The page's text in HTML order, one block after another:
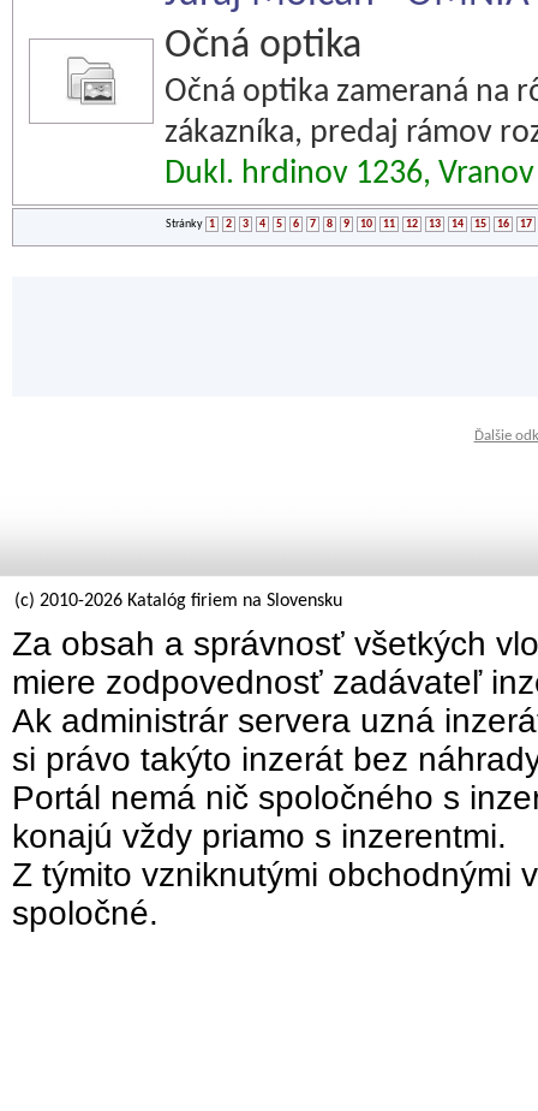
Očná optika
Očná optika zameraná na
zákazníka, predaj rámov
Dukl. hrdinov 1236,
Stránky 1 2 3 4 5 6 7 8 9 10 11 12 13 14 15 16 17
Ďalšie
(c) 2010-2026 Katalóg firiem na Slovensku
Za obsah a správnosť všetkých
miere zodpovednosť zadávateľ
Ak administrár servera uzná
si právo takýto inzerát bez
Portál nemá nič spoločného s
konajú vždy priamo s inzerentmi.
Z týmito vzniknutými obchodnými
spoločné.